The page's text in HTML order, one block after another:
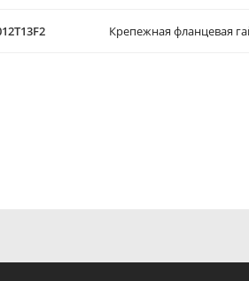
Крепежная фланцевая